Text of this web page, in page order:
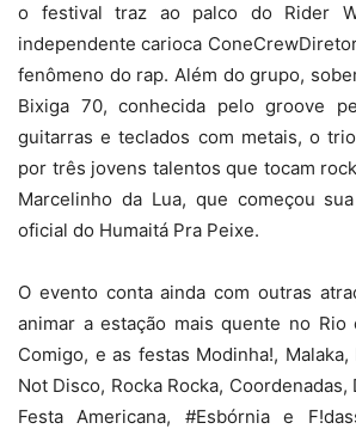
o festival traz ao palco do Rider
independente carioca
fenômeno do rap. Além do grupo,
Bixiga 70, conhecida pelo groove
guitarras e teclados com metais, o
por três jovens talentos que tocam
Marcelinho da Lua, que começou
oficial do Humaitá Pra Peixe.
O evento conta ainda com outras
animar a estação mais quente no Rio
Comigo, e as festas Modinha!,
Not Disco, Rocka Rocka, Coordenadas,
Festa Americana, #Esbórnia e